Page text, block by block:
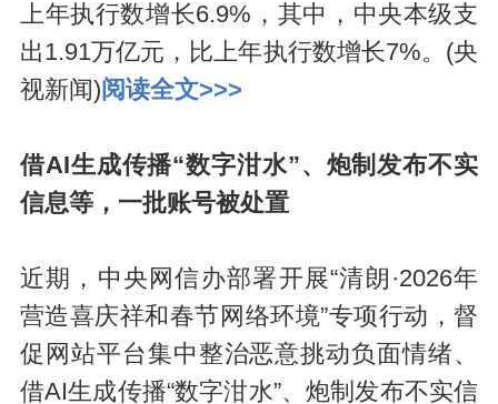
上年执行数增长6.9%，其中，中央本级支
出1.91万亿元，比上年执行数增长7%。(央
视新闻)阅读全文>>>
借AI生成传播“数字泔水”、炮制发布不实
信息等，一批账号被处置
近期，中央网信办部署开展“清朗·2026年
营造喜庆祥和春节网络环境”专项行动，督
促网站平台集中整治恶意挑动负面情绪、
借AI生成传播“数字泔水”、炮制发布不实信